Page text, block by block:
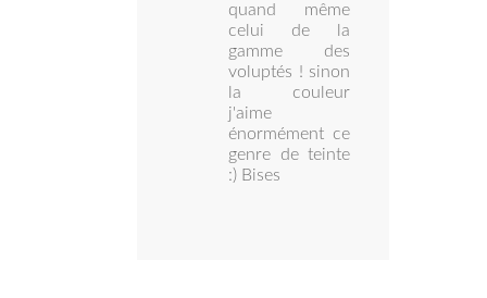
quand même
celui de la
gamme des
voluptés ! sinon
la couleur
j'aime
énormément ce
genre de teinte
:) Bises